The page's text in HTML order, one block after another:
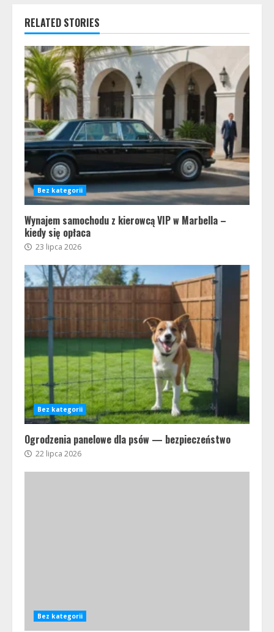
RELATED STORIES
Bez kategorii
Wynajem samochodu z kierowcą VIP w Marbella –
kiedy się opłaca
23 lipca 2026
Bez kategorii
Ogrodzenia panelowe dla psów — bezpieczeństwo
22 lipca 2026
Bez kategorii